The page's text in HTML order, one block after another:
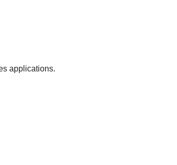
applications.